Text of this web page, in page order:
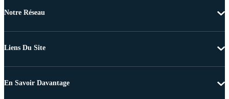
Notre Réseau
Liens Du Site
En Savoir Davantage